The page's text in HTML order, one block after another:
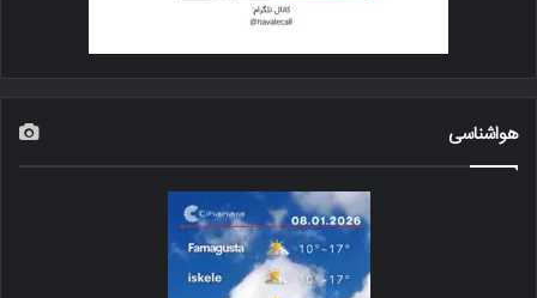
هواشناسی